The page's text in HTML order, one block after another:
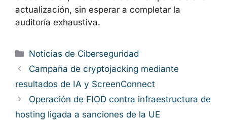
actualización, sin esperar a completar la
auditoría exhaustiva.
Categorías
Noticias de Ciberseguridad
Campaña de cryptojacking mediante
resultados de IA y ScreenConnect
Operación de FIOD contra infraestructura de
hosting ligada a sanciones de la UE